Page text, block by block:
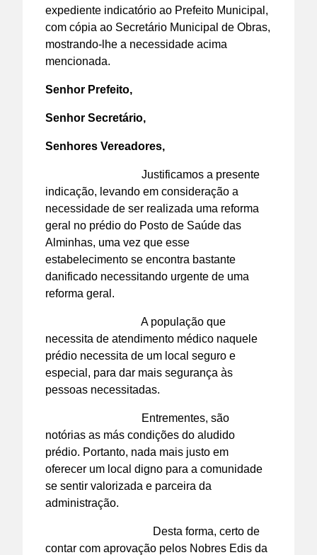
expediente indicatório ao Prefeito Municipal,
com cópia ao Secretário Municipal de Obras,
mostrando-lhe a necessidade acima
mencionada.
Senhor Prefeito,
Senhor Secretário,
Senhores Vereadores,
Justificamos a presente
indicação, levando em consideração a
necessidade de ser realizada uma reforma
geral no prédio do Posto de Saúde das
Alminhas, uma vez que esse
estabelecimento se encontra bastante
danificado necessitando urgente de uma
reforma geral.
A população que
necessita de atendimento médico naquele
prédio necessita de um local seguro e
especial, para dar mais segurança às
pessoas necessitadas.
Entrementes, são
notórias as más condições do aludido
prédio. Portanto, nada mais justo em
oferecer um local digno para a comunidade
se sentir valorizada e parceira da
administração.
Desta forma, certo de
contar com aprovação pelos Nobres Edis da